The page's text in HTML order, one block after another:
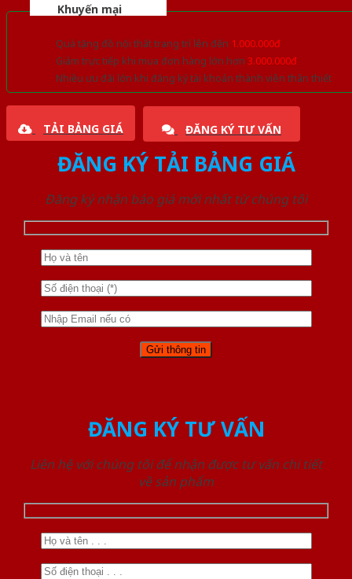
Khuyến mại
Quà tặng đồ nội thất trang trí lên đến 1.000.000đ
Giảm trực tiếp khi mua đơn hàng lớn hơn 3.000.000đ
Nhiều ưu đãi lớn khi đăng ký tài khoản thành viên thân thiết
TẢI BẢNG GIÁ ĐĂNG KÝ TƯ VẤN
ĐĂNG KÝ TẢI BẢNG GIÁ
Đăng ký nhận báo giá mới nhất từ chúng tôi
ĐĂNG KÝ TƯ VẤN
Liên hệ với chúng tôi để nhận được tư vấn chi tiết
về sản phẩm